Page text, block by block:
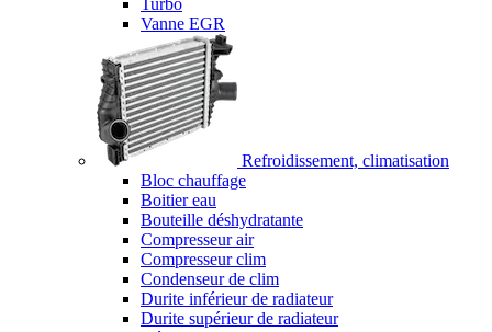
Turbo
Vanne EGR
Refroidissement, climatisation
Bloc chauffage
Boitier eau
Bouteille déshydratante
Compresseur air
Compresseur clim
Condenseur de clim
Durite inférieur de radiateur
Durite supérieur de radiateur